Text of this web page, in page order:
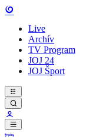
Live
Archív
TV Program
JOJ 24
JOJ Šport